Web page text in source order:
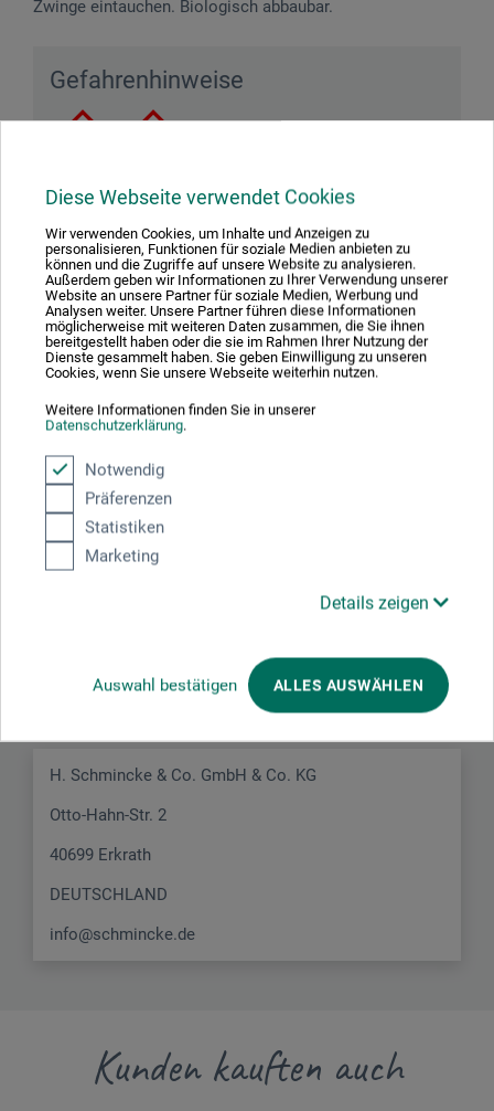
Diese Webseite verwendet Cookies
Wir verwenden Cookies, um Inhalte und Anzeigen zu
personalisieren, Funktionen für soziale Medien anbieten zu
können und die Zugriffe auf unsere Website zu analysieren.
Außerdem geben wir Informationen zu Ihrer Verwendung unserer
Website an unsere Partner für soziale Medien, Werbung und
Analysen weiter. Unsere Partner führen diese Informationen
möglicherweise mit weiteren Daten zusammen, die Sie ihnen
bereitgestellt haben oder die sie im Rahmen Ihrer Nutzung der
Dienste gesammelt haben. Sie geben Einwilligung zu unseren
Cookies, wenn Sie unsere Webseite weiterhin nutzen.
Weitere Informationen finden Sie in unserer
Datenschutzerklärung.
Notwendig
Präferenzen
Statistiken
Marketing
Details zeigen
Auswahl bestätigen ALLES AUSWÄHLEN
Zwinge eintauchen. Biologisch abbaubar.
Gefahrenhinweise
Produktbewertungen (0)
Schreiben Sie die erste Bewertung zu diesem Produkt
JETZT PRODUKT BEWERTEN
Hier finden Sie die Kontaktdaten des Herstellers zu
diesem Produkt.
H. Schmincke & Co. GmbH & Co. KG
Otto-Hahn-Str. 2
40699 Erkrath
DEUTSCHLAND
info@schmincke.de
Kunden kauften auch